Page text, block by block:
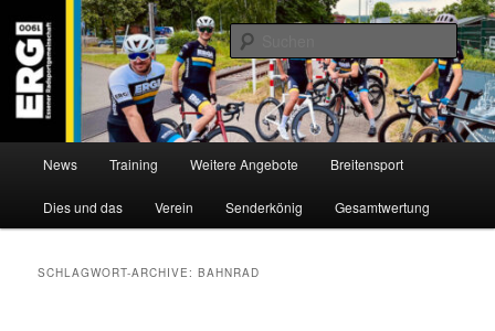
Inhalt
wechseln
sekundären
Inhalt
wechselnERG 1900 e.V
Willkommen bei der Essener Radsportgemeinschaft
News Training Weitere Angebote Breitensport
Dies und das Verein Senderkönig Gesamtwertung
SCHLAGWORT-ARCHIVE:BAHNRAD